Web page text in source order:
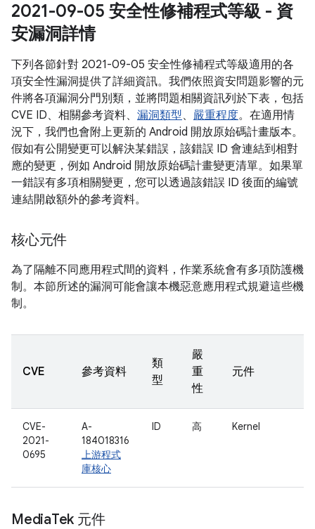
2021-09-05 安全性修補程式等級 - 資
安漏洞詳情
下列各節針對 2021-09-05 安全性修補程式等級適用的各
項安全性漏洞提供了詳細資訊。我們依照資安問題影響的元
件將各項漏洞分門別類，並將問題相關資訊列於下表，包括
CVE ID、相關參考資料、 漏洞類型、 嚴重程度。在適用情
況下，我們也會附上更新的 Android 開放原始碼計畫版本。
假如有公開變更可以解決某錯誤，該錯誤 ID 會連結到相對
應的變更，例如 Android 開放原始碼計畫變更清單。如果單
一錯誤有多項相關變更，您可以透過該錯誤 ID 後面的編號
連結開啟額外的參考資料。
核心元件
為了隔離不同應用程式間的資料，作業系統會有多項防護機
制。本節所述的漏洞可能會讓本機惡意應用程式規避這些機
制。
CVE 參考資料
類
型
嚴
重
性
元件
CVE-
2021-
0695
A-
184018316
上游程式
庫核心
ID 高 Kernel
MediaTek 元件